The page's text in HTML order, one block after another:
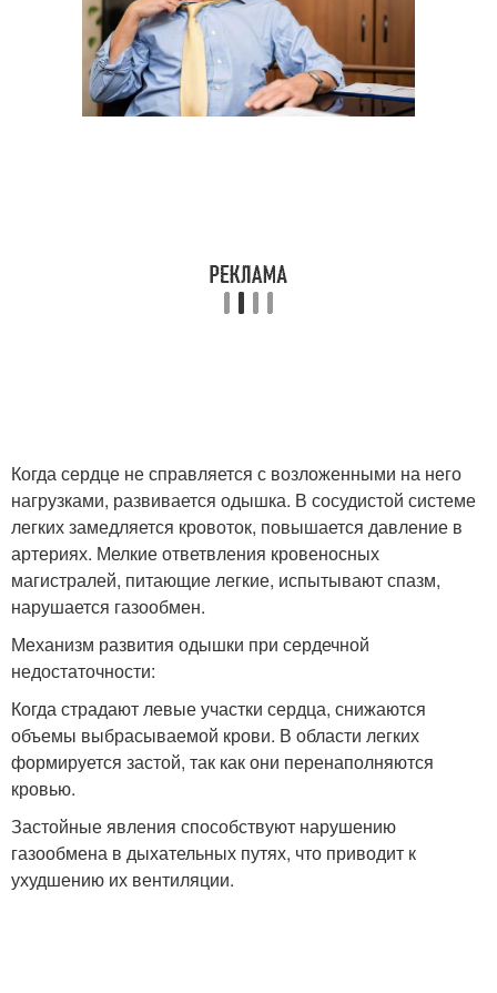
Когда сердце не справляется с возложенными на него
нагрузками, развивается одышка. В сосудистой системе
легких замедляется кровоток, повышается давление в
артериях. Мелкие ответвления кровеносных
магистралей, питающие легкие, испытывают спазм,
нарушается газообмен.
Механизм развития одышки при сердечной
недостаточности:
Когда страдают левые участки сердца, снижаются
объемы выбрасываемой крови. В области легких
формируется застой, так как они перенаполняются
кровью.
Застойные явления способствуют нарушению
газообмена в дыхательных путях, что приводит к
ухудшению их вентиляции.